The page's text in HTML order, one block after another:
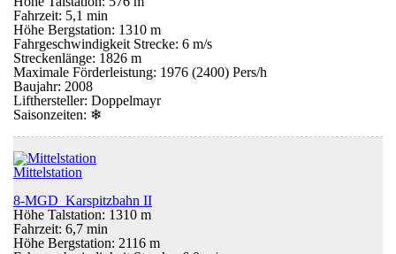
Fahrzeit: 5,1 min
Höhe Bergstation: 1310 m
Fahrgeschwindigkeit Strecke: 6 m/s
Streckenlänge: 1826 m
Maximale Förderleistung: 1976 (2400) Pers/h
Baujahr: 2008
Lifthersteller: Doppelmayr
Saisonzeiten: ❄
Mittelstation
8-MGD Karspitzbahn II
Höhe Talstation: 1310 m
Fahrzeit: 6,7 min
Höhe Bergstation: 2116 m